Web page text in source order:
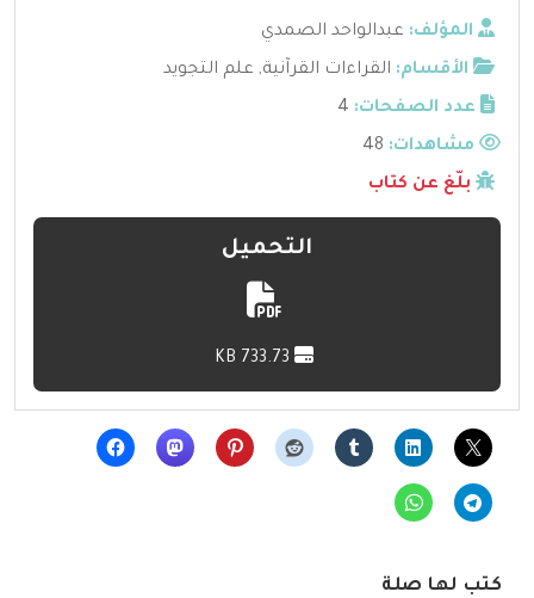
المؤلف: عبدالواحد الصمدي
الأقسام: القراءات القرآنية, علم التجويد
عدد الصفحات: 4
مشاهدات:
بلّغ عن كتاب
التحميل
كتب لها صلة